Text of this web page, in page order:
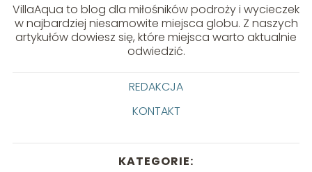
VillaAqua to blog dla miłośników podroży i wycieczek
w najbardziej niesamowite miejsca globu. Z naszych
artykułów dowiesz się, które miejsca warto aktualnie
odwiedzić.
REDAKCJA
KONTAKT
KATEGORIE: